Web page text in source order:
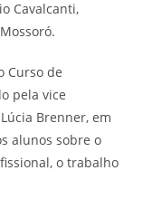
Cavalcanti,
Curso de
pela vice
Brenner, em
alunos sobre o
o trabalho